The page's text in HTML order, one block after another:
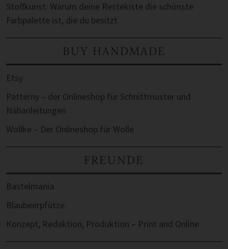
Stoffkunst: Warum deine Restekiste die schönste
Farbpalette ist, die du besitzt
BUY HANDMADE
Etsy
Patterny – der Onlineshop für Schnittmuster und
Nähanleitungen
Wollke – Der Onlineshop für Wolle
FREUNDE
Bastelmania
Blaubeerpfütze
Konzept, Redaktion, Produktion – Print and Online